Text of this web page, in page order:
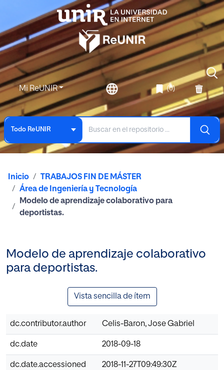
Mi ReUNIR (0)
Todo ReUNIR
Inicio
TRABAJOS FIN DE MÁSTER
Área de Ingeniería y Tecnología
Modelo de aprendizaje colaborativo para
deportistas.
Modelo de aprendizaje colaborativo
para deportistas.
Vista sencilla de ítem
dc.contributor.author Celis-Baron, Jose Gabriel
dc.date 2018-09-18
dc.date.accessioned 2018-11-27T09:49:30Z